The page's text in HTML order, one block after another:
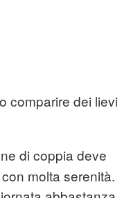
comparire dei lievi
di coppia deve
molta serenità.